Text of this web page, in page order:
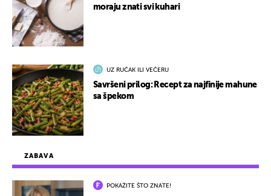
ZABAVA
POKAŽITE ŠTO ZNATE!
moraju znati svi kuhari
UZ RUČAK ILI VEČERU
Savršeni prilog: Recept za najfinije mahune
sa špekom